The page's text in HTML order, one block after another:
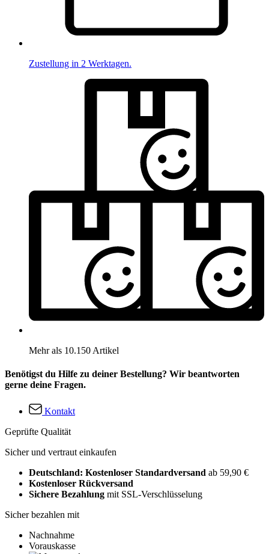
Zustellung in 2 Werktagen.
Mehr als 10.150 Artikel
Benötigst du Hilfe zu deiner Bestellung? Wir beantworten
gerne deine Fragen.
Kontakt
Geprüfte Qualität
Sicher und vertraut einkaufen
Deutschland: Kostenloser Standardversand ab 59,90 €
Kostenloser Rückversand
Sichere Bezahlung mit SSL-Verschlüsselung
Sicher bezahlen mit
Nachnahme
Vorauskasse